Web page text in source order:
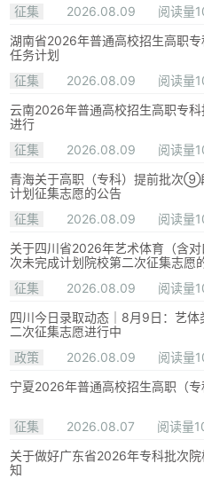
征集
2026.08.09
阅读量
湖南省2026年普通高校招生高职
任务计划
征集
2026.08.09
阅读量
云南2026年普通高校招生高职专
进行
征集
2026.08.09
阅读量
青海关于高职（专科）提前批次
计划征集志愿的公告
征集
2026.08.09
阅读量
关于四川省2026年艺术体育（含
次未完成计划院校第二次征集志愿
征集
2026.08.09
阅读量
四川今日录取动态｜8月9日：艺
二次征集志愿进行中
政策
2026.08.09
阅读量
宁夏2026年普通高校招生高职（
征集 2026.08.07
阅读量
关于做好广东省2026年专科批次
知